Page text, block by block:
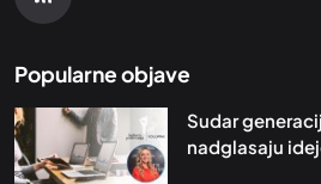
Popularne objave
Sudar
nadglasaju